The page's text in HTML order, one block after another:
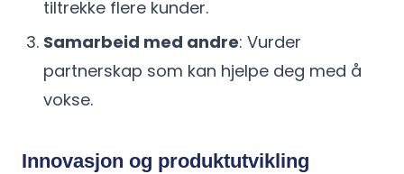
tiltrekke flere kunder.
Samarbeid med andre: Vurder
partnerskap som kan hjelpe deg med å
vokse.
Innovasjon og produktutvikling